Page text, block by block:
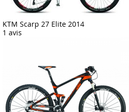
KTM Scarp 27 Elite 2014
1 avis